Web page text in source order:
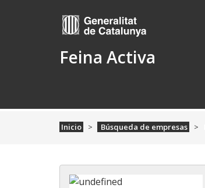
Feina Activa
Inicio Búsqueda de empresas